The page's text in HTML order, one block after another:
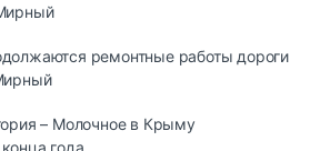
ремонтные работы дороги
– Молочное в Крыму
года